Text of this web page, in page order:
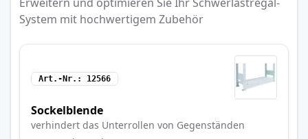
System mit hochwertigem Zubehör
Art.-Nr. 12566
Sockelblende
verhindert das Unterrollen von Gegenständen